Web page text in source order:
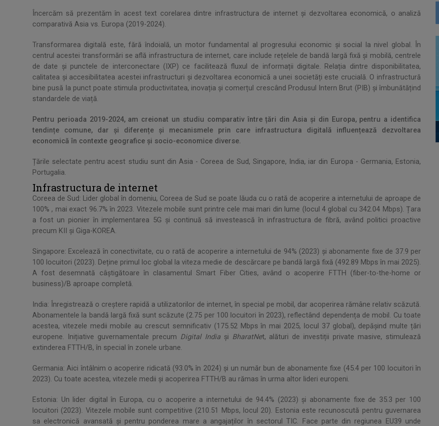
Încercăm să prezentăm în acest text corelarea dintre infrastructura de internet și dezvoltarea economică, o analiză
comparativă Asia vs. Europa (2019-2024).
Transformarea digitală este, fără îndoială, un motor fundamental al progresului economic și social la nivel global. În
centrul acestei transformări se află infrastructura de internet, care include rețelele de bandă largă fixă și mobilă, centrele
de date și punctele de interconectare (IXP) ce facilitează fluxul de informații digitale. Relația dintre disponibilitatea,
calitatea și accesibilitatea acestei infrastructuri și dezvoltarea economică a unei societăți este crucială. O infrastructură
bine pusă la punct poate stimula productivitatea, inovația și comerțul crescând Produsul Intern Brut (PIB) și îmbunătățind
standardele de viață.
Pentru perioada 2019-2024, am creionat un studiu comparativ între țări din Asia și din Europa, pentru a identifica
tendințe comune, dar și diferențe și mecanismele prin care infrastructura digitală influențează dezvoltarea
economică în contexte geografice și socio-economice diverse.
Țările selectate pentru acest studiu sunt din Asia - Coreea de Sud, Singapore, India, iar din Europa - Germania, Estonia,
Portugalia.
Infrastructura de internet
Coreea de Sud: Lider global în domeniu, Coreea de Sud se poate lăuda cu o rată de acoperire a internetului de aproape de
100% , mai exact 96.7% în 2023. Vitezele mobile sunt printre cele mai mari din lume (locul 4 global cu 342.04 Mbps). Țara
a fost un pionier în implementarea 5G și continuă să investească în infrastructura de fibră, având politici proactive
precum KII și Giga-KOREA.
Singapore: Excelează în conectivitate, cu o rată de acoperire a internetului de 94% (2023) și abonamente fixe de 37.9 per
100 locuitori (2023). Deține primul loc global la viteza medie de descărcare pe bandă largă fixă (492.89 Mbps în mai 2025).
A fost desemnată câștigătoare în clasamentul Smart Fiber Cities, având o acoperire FTTH (fiber-to-the-home or
business)/B aproape completă.
India: Înregistrează o creștere rapidă a utilizatorilor de internet, în special pe mobil, dar acoperirea rămâne relativ scăzută.
Abonamentele la bandă largă fixă sunt scăzute (2.75 per 100 locuitori în 2023), reflectând dependența de mobil. Cu toate
acestea, vitezele medii mobile au crescut semnificativ (175.52 Mbps în mai 2025, locul 37 global), depășind multe țări
europene. Inițiative guvernamentale precum Digital Indiași BharatNet, alături de investiții private masive, stimulează
extinderea FTTH/B, în special în zonele urbane.
Germania: Aici întâlnim o acoperire ridicată (93.0% în 2024) și un număr bun de abonamente fixe (45.4 per 100 locuitori în
2023). Cu toate acestea, vitezele medii și acoperirea FTTH/B au rămas în urma altor lideri europeni.
Estonia: Un lider digital în Europa, cu o acoperire a internetului de 94.4% (2023) și abonamente fixe de 35.3 per 100
locuitori (2023). Vitezele mobile sunt competitive (210.51 Mbps, locul 20). Estonia este recunoscută pentru guvernarea
sa electronică avansată și pentru ponderea mare a angajaților în sectorul TIC. Face parte din regiunea EU39 unde